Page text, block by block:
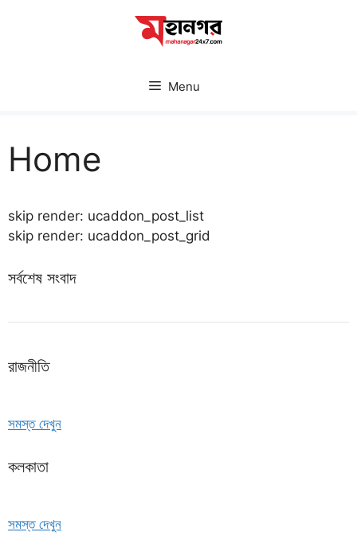
Menu
Home
skip render: ucaddon_post_list
skip render: ucaddon_post_grid
সর্বশেষ সংবাদ
রাজনীতি
সমস্ত দেখুন
কলকাতা
সমস্ত দেখুন